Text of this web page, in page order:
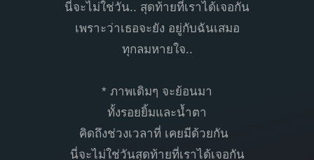
นี่จะไม่ใช่วัน.. สุดท้ายที่เราได้เจอกัน
เพราะว่าเธอจะยัง อยู่กับฉันเสมอ
ทุกลมหายใจ..
* ภาพเดิมๆ จะย้อนมา
ทั้งรอยยิ้มและน้ำตา
คิดถึงช่วงเวลาที่ เคยมีด้วยกัน
นี่จะไม่ใช่วันสุดท้ายที่เราได้เจอกัน